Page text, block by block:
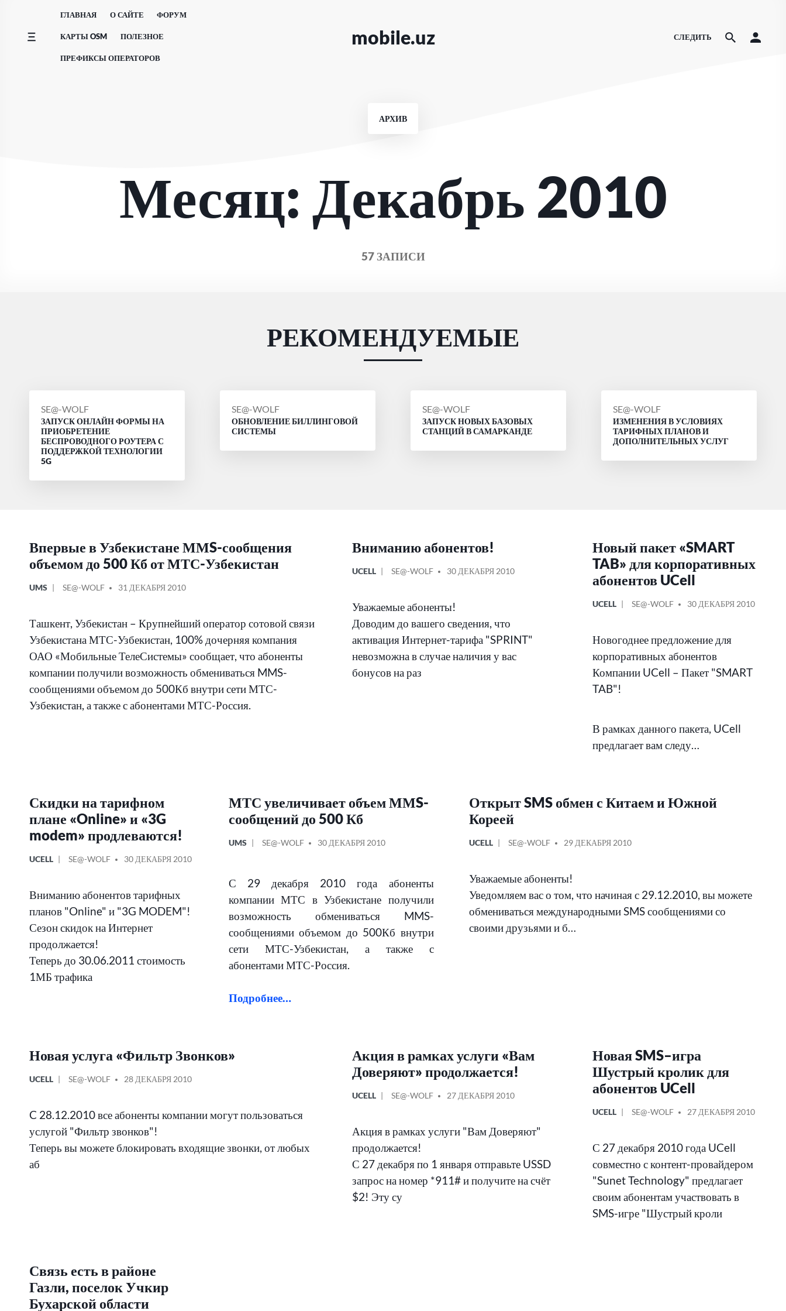
содержимому
ГЛАВНАЯ О САЙТЕ ФОРУМ
КАРТЫ OSM ПОЛЕЗНОЕ
ПРЕФИКСЫ ОПЕРАТОРОВ
mobile.uz СЛЕДИТЬ
АРХИВ
Месяц: Декабрь 2010
57 ЗАПИСИ
РЕКОМЕНДУЕМЫЕ
СООБЩЕНИЕ
ОТ
SE@-WOLF
ЗАПУСК ОНЛАЙН ФОРМЫ НА
ПРИОБРЕТЕНИЕ
БЕСПРОВОДНОГО РОУТЕРА С
ПОДДЕРЖКОЙ ТЕХНОЛОГИИ
5G
СООБЩЕНИЕ
ОТ
SE@-WOLF
ОБНОВЛЕНИЕ БИЛЛИНГОВОЙ
СИСТЕМЫ
СООБЩЕНИЕ
ОТ
SE@-WOLF
ЗАПУСК НОВЫХ БАЗОВЫХ
СТАНЦИЙ В САМАРКАНДЕ
СООБЩЕНИЕ
ОТ
SE@-WOLF
ИЗМЕНЕНИЯ В УСЛОВИЯХ
ТАРИФНЫХ ПЛАНОВ И
ДОПОЛНИТЕЛЬНЫХ УСЛУГ
Впервые в Узбекистане ММS-сообщения
объемом до 500 Кб от МТС-Узбекистан
ОПУБЛИКОВАНО
UMS
СООБЩЕНИЕ
SE@-WOLF 31 ДЕКАБРЯ 2010
Ташкент, Узбекистан – Крупнейший оператор сотовой связи
Узбекистана МТС-Узбекистан, 100% дочерняя компания
ОАО «Мобильные ТелеСистемы» сообщает, что абоненты
компании получили возможность обмениваться MMS-
сообщениями объемом до 500Кб внутри сети МТС-
Узбекистан, а также с абонентами МТС-Россия.
Вниманию абонентов!
ОПУБЛИКОВАНО
UCELL
СООБЩЕНИЕ
SE@-WOLF 30 ДЕКАБРЯ 2010
Уважаемые абоненты!
Доводим до вашего сведения, что
активация Интернет-тарифа "SPRINT"
невозможна в случае наличия у вас
бонусов на раз
Новый пакет «SMART
TAB» для корпоративных
абонентов UCell
ОПУБЛИКОВАНО
UCELL
СООБЩЕНИЕ
SE@-WOLF 30 ДЕКАБРЯ 2010
Новогоднее предложение для
корпоративных абонентов
Компании UCell – Пакет "SMART
TAB"!
В рамках данного пакета, UCell
предлагает вам следу…
Скидки на тарифном
плане «Online» и «3G
modem» продлеваются!
ОПУБЛИКОВАНО
UCELL
СООБЩЕНИЕ
SE@-WOLF 30 ДЕКАБРЯ 2010
Вниманию абонентов тарифных
планов "Online" и "3G MODEM"!
Сезон скидок на Интернет
продолжается!
Теперь до 30.06.2011 стоимость
1МБ трафика
МТС увеличивает объем ММS-
сообщений до 500 Кб
ОПУБЛИКОВАНО
UMS
СООБЩЕНИЕ
SE@-WOLF 30 ДЕКАБРЯ 2010
С 29 декабря 2010 года абоненты
компании МТС в Узбекистане получили
возможность обмениваться MMS-
сообщениями объемом до 500Кб внутри
сети МТС-Узбекистан, а также с
абонентами МТС-Россия.
Подробнее…
Открыт SMS обмен с Китаем и Южной
Кореей
ОПУБЛИКОВАНО
UCELL
СООБЩЕНИЕ
SE@-WOLF 29 ДЕКАБРЯ 2010
Уважаемые абоненты!
Уведомляем вас о том, что начиная с 29.12.2010, вы можете
обмениваться международными SMS сообщениями со
своими друзьями и б…
Новая услуга «Фильтр Звонков»
ОПУБЛИКОВАНО
UCELL
СООБЩЕНИЕ
SE@-WOLF 28 ДЕКАБРЯ 2010
C 28.12.2010 все абоненты компании могут пользоваться
услугой "Фильтр звонков"!
Теперь вы можете блокировать входящие звонки, от любых
аб
Акция в рамках услуги «Вам
Доверяют» продолжается!
ОПУБЛИКОВАНО
UCELL
СООБЩЕНИЕ
SE@-WOLF 27 ДЕКАБРЯ 2010
Акция в рамках услуги "Вам Доверяют"
продолжается!
С 27 декабря по 1 января отправьте USSD
запрос на номер *911# и получите на счёт
$2! Эту су
Новая SMS–игра
Шустрый кролик для
абонентов UCell
ОПУБЛИКОВАНО
UCELL
СООБЩЕНИЕ
SE@-WOLF 27 ДЕКАБРЯ 2010
С 27 декабря 2010 года UCell
совместно с контент-провайдером
"Sunet Technology" предлагает
своим абонентам участвовать в
SMS-игре "Шустрый кроли
Связь есть в районе
Газли, поселок Учкир
Бухарской области